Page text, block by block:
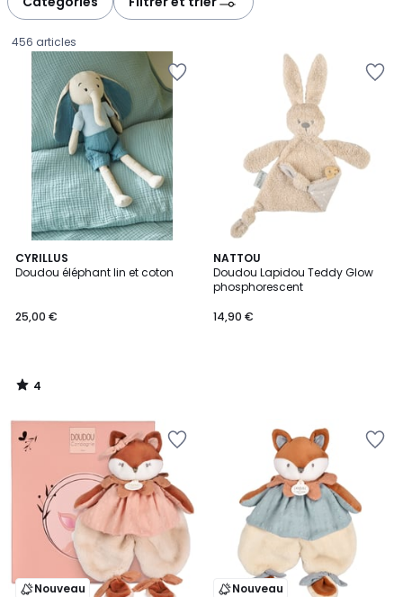
456 articles
CYRILLUS
Doudou éléphant lin et coton
€.
25,00 €
4
/
4
/
NATTOU
Doudou Lapidou Teddy Glow
phosphorescent
14,90 €
Nouveau Nouveau